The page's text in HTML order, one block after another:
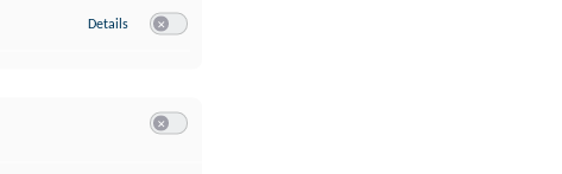
Details zu Google Analytics